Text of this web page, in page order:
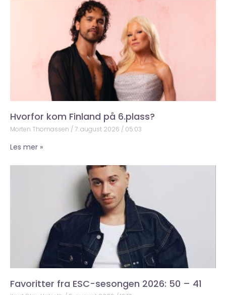
Hvorfor kom Finland på 6.plass?
Morten Thomassen 7. august 2026 05:03
Les mer »
Favoritter fra ESC-sesongen 2026: 50 – 41